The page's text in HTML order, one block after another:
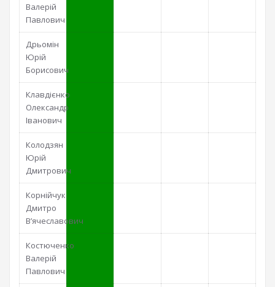
Валерій
Павлович
Дрьомін
Юрій
Борисович
Клавдієнко
Олександр
Іванович
Колодзян
Юрій
Дмитрович
Корнійчук
Дмитро
В’ячеславович
Костюченко
Валерій
Павлович